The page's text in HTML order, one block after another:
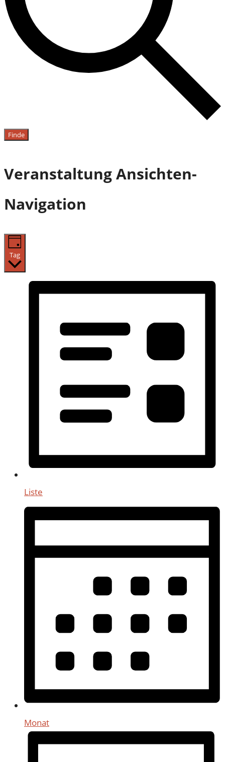
Finde
Veranstaltung Ansichten-
Navigation
Tag
Liste
Monat